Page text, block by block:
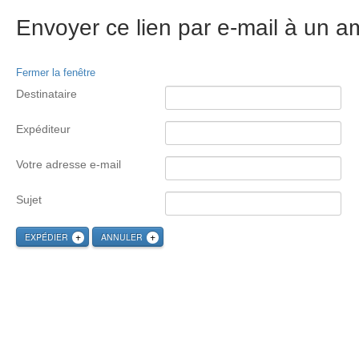
Envoyer ce lien par e-mail à un
Fermer la fenêtre
Destinataire
Expéditeur
Votre adresse e-mail
Sujet
EXPÉDIER ANNULER